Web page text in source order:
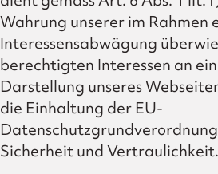
Wahrung unserer im Rahmen
Interessensabwägung
berechtigten Interessen an
Darstellung unseres
die Einhaltung der EU-
Sicherheit und Vertraulichkeit.